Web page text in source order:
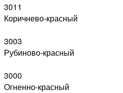
3011
Коричнево-красный
3003
Рубиново-красный
3000
Огненно-красный